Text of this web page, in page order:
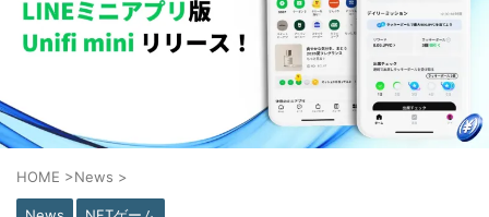
HOME >News >